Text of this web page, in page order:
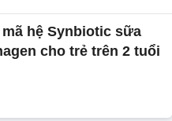
hệ Synbiotic sữa
cho trẻ trên 2 tuổi